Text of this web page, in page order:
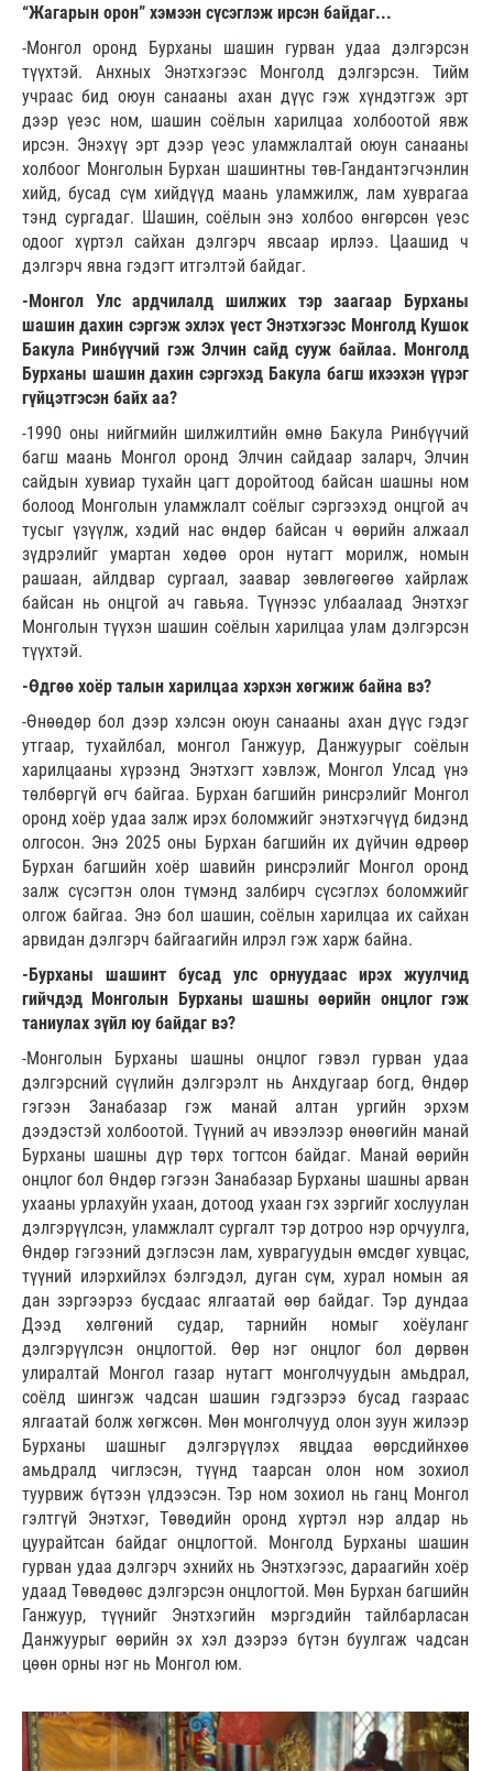
“Жагарын орон” хэмээн сүсэглэж ирсэн байдаг...
-Монгол оронд Бурханы шашин гурван удаа дэлгэрсэн
түүхтэй. Анхных Энэтхэгээс Монголд дэлгэрсэн. Тийм
учраас бид оюун санааны ахан дүүс гэж хүндэтгэж эрт
дээр үеэс ном, шашин соёлын харилцаа холбоотой явж
ирсэн. Энэхүү эрт дээр үеэс уламжлалтай оюун санааны
холбоог Монголын Бурхан шашинтны төв-Гандантэгчэнлин
хийд, бусад сүм хийдүүд маань уламжилж, лам хуврагаа
тэнд сургадаг. Шашин, соёлын энэ холбоо өнгөрсөн үеэс
одоог хүртэл сайхан дэлгэрч явсаар ирлээ. Цаашид ч
дэлгэрч явна гэдэгт итгэлтэй байдаг.
-Монгол Улс ардчилалд шилжих тэр заагаар Бурханы
шашин дахин сэргэж эхлэх үест Энэтхэгээс Монголд Кушок
Бакула Ринбүүчий гэж Элчин сайд сууж байлаа. Монголд
Бурханы шашин дахин сэргэхэд Бакула багш ихээхэн үүрэг
гүйцэтгэсэн байх аа?
-1990 оны нийгмийн шилжилтийн өмнө Бакула Ринбүүчий
багш маань Монгол оронд Элчин сайдаар заларч, Элчин
сайдын хувиар тухайн цагт доройтоод байсан шашны ном
болоод Монголын уламжлалт соёлыг сэргээхэд онцгой ач
тусыг үзүүлж, хэдий нас өндөр байсан ч өөрийн алжаал
зүдрэлийг умартан хөдөө орон нутагт морилж, номын
рашаан, айлдвар сургаал, заавар зөвлөгөөгөө хайрлаж
байсан нь онцгой ач гавьяа. Түүнээс улбаалаад Энэтхэг
Монголын түүхэн шашин соёлын харилцаа улам дэлгэрсэн
түүхтэй.
-Өдгөө хоёр талын харилцаа хэрхэн хөгжиж байна вэ?
-Өнөөдөр бол дээр хэлсэн оюун санааны ахан дүүс гэдэг
утгаар, тухайлбал, монгол Ганжуур, Данжуурыг соёлын
харилцааны хүрээнд Энэтхэгт хэвлэж, Монгол Улсад үнэ
төлбөргүй өгч байгаа. Бурхан багшийн ринсрэлийг Монгол
оронд хоёр удаа залж ирэх боломжийг энэтхэгчүүд бидэнд
олгосон. Энэ 2025 оны Бурхан багшийн их дүйчин өдрөөр
Бурхан багшийн хоёр шавийн ринсрэлийг Монгол оронд
залж сүсэгтэн олон түмэнд залбирч сүсэглэх боломжийг
олгож байгаа. Энэ бол шашин, соёлын харилцаа их сайхан
арвидан дэлгэрч байгаагийн илрэл гэж харж байна.
-Бурханы шашинт бусад улс орнуудаас ирэх жуулчид
гийчдэд Монголын Бурханы шашны өөрийн онцлог гэж
таниулах зүйл юу байдаг вэ?
-Монголын Бурханы шашны онцлог гэвэл гурван удаа
дэлгэрсний сүүлийн дэлгэрэлт нь Анхдугаар богд, Өндөр
гэгээн Занабазар гэж манай алтан ургийн эрхэм
дээдэстэй холбоотой. Түүний ач ивээлээр өнөөгийн манай
Бурханы шашны дүр төрх тогтсон байдаг. Манай өөрийн
онцлог бол Өндөр гэгээн Занабазар Бурханы шашны арван
ухааны урлахуйн ухаан, дотоод ухаан гэх зэргийг хослуулан
дэлгэрүүлсэн, уламжлалт сургалт тэр дотроо нэр орчуулга,
Өндөр гэгээний дэглэсэн лам, хуврагуудын өмсдөг хувцас,
түүний илэрхийлэх бэлгэдэл, дуган сүм, хурал номын ая
дан зэргээрээ бусдаас ялгаатай өөр байдаг. Тэр дундаа
Дээд хөлгөний судар, тарнийн номыг хоёуланг
дэлгэрүүлсэн онцлогтой. Өөр нэг онцлог бол дөрвөн
улиралтай Монгол газар нутагт монголчуудын амьдрал,
соёлд шингэж чадсан шашин гэдгээрээ бусад газраас
ялгаатай болж хөгжсөн. Мөн монголчууд олон зуун жилээр
Бурханы шашныг дэлгэрүүлэх явцдаа өөрсдийнхөө
амьдралд чиглэсэн, түүнд таарсан олон ном зохиол
туурвиж бүтээн үлдээсэн. Тэр ном зохиол нь ганц Монгол
гэлтгүй Энэтхэг, Төвөдийн оронд хүртэл нэр алдар нь
цуурайтсан байдаг онцлогтой. Монголд Бурханы шашин
гурван удаа дэлгэрч эхнийх нь Энэтхэгээс, дараагийн хоёр
удаад Төвөдөөс дэлгэрсэн онцлогтой. Мөн Бурхан багшийн
Ганжуур, түүнийг Энэтхэгийн мэргэдийн тайлбарласан
Данжуурыг өөрийн эх хэл дээрээ бүтэн буулгаж чадсан
цөөн орны нэг нь Монгол юм.